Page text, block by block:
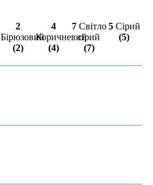
2
Бірюзовий
(2)
4
Коричневий
(4)
7 Світло
сірий
(7)
5 Сірий
(5)